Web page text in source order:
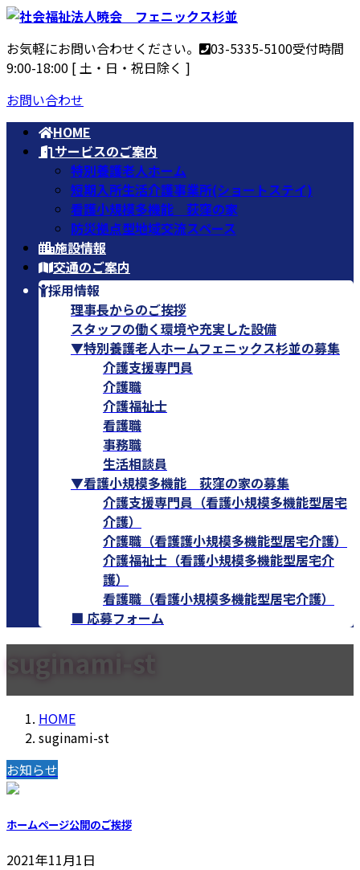
コ
テ
ン
ツ
へ
ナ
ゲ
ー
シ
ョ
お気軽にお問い合わせください。 03-5335-5100受付時間
9:00-18:00 [ 土・日・祝日除く ]
お問い合わせ
HOME
サービスのご案内
特別養護老人ホーム
短期入所生活介護事業所(ショートステイ)
看護小規模多機能 荻窪の家
防災拠点型地域交流スペース
施設情報
交通のご案内
採用情報
理事長からのご挨拶
スタッフの働く環境や充実した設備
▼特別養護老人ホームフェニックス杉並の募集
介護支援専門員
介護職
介護福祉士
看護職
事務職
生活相談員
▼看護小規模多機能 荻窪の家の募集
介護支援専門員（看護小規模多機能型居宅
介護）
介護職（看護護小規模多機能型居宅介護）
介護福祉士（看護小規模多機能型居宅介
護）
看護職（看護小規模多機能型居宅介護）
■ 応募フォーム
suginami-st
HOME
suginami-st
お知らせ
ホームページ公開のご挨拶
2021年11月1日